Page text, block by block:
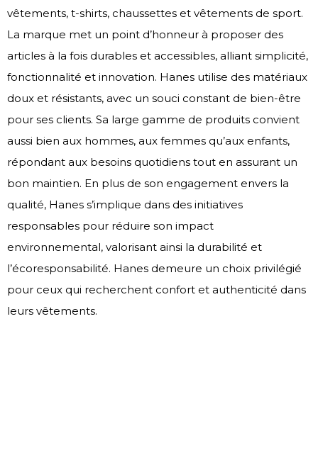
vêtements, t-shirts, chaussettes et vêtements de sport.
La marque met un point d’honneur à proposer des
articles à la fois durables et accessibles, alliant simplicité,
fonctionnalité et innovation. Hanes utilise des matériaux
doux et résistants, avec un souci constant de bien-être
pour ses clients. Sa large gamme de produits convient
aussi bien aux hommes, aux femmes qu’aux enfants,
répondant aux besoins quotidiens tout en assurant un
bon maintien. En plus de son engagement envers la
qualité, Hanes s’implique dans des initiatives
responsables pour réduire son impact
environnemental, valorisant ainsi la durabilité et
l’écoresponsabilité. Hanes demeure un choix privilégié
pour ceux qui recherchent confort et authenticité dans
leurs vêtements.